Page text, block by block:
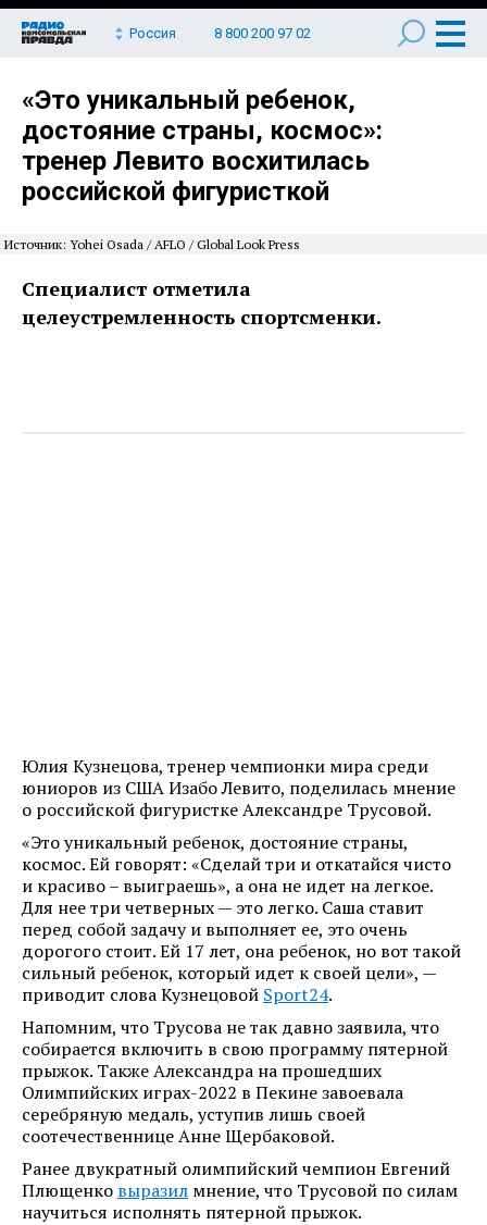
Россия 8 800 200 97 02
«Это уникальный ребенок,
достояние страны, космос»:
тренер Левито восхитилась
российской фигуристкой
Источник: Yohei Osada / AFLO / Global Look Press
Специалист отметила
целеустремленность спортсменки.
Юлия Кузнецова, тренер чемпионки мира среди
юниоров из США Изабо Левито, поделилась мнение
о российской фигуристке Александре Трусовой.
«Это уникальный ребенок, достояние страны,
космос. Ей говорят: «Сделай три и откатайся чисто
и красиво – выиграешь», а она не идет на легкое.
Для нее три четверных — это легко. Саша ставит
перед собой задачу и выполняет ее, это очень
дорогого стоит. Ей 17 лет, она ребенок, но вот такой
сильный ребенок, который идет к своей цели», —
приводит слова Кузнецовой Sport24.
Напомним, что Трусова не так давно заявила, что
собирается включить в свою программу пятерной
прыжок. Также Александра на прошедших
Олимпийских играх-2022 в Пекине завоевала
серебряную медаль, уступив лишь своей
соотечественнице Анне Щербаковой.
Ранее двукратный олимпийский чемпион Евгений
Плющенко выразил мнение, что Трусовой по силам
научиться исполнять пятерной прыжок.